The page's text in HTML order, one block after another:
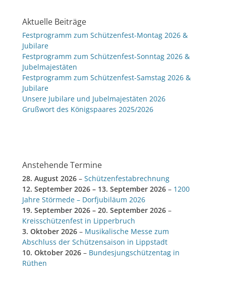
Aktuelle Beiträge
Festprogramm zum Schützenfest-Montag 2026 &
Jubilare
Festprogramm zum Schützenfest-Sonntag 2026 &
Jubelmajestäten
Festprogramm zum Schützenfest-Samstag 2026 &
Jubilare
Unsere Jubilare und Jubelmajestäten 2026
Grußwort des Königspaares 2025/2026
Anstehende Termine
28. August 2026 – Schützenfestabrechnung
12. September 2026 – 13. September 2026 – 1200
Jahre Störmede – Dorfjubiläum 2026
19. September 2026 – 20. September 2026 –
Kreisschützenfest in Lipperbruch
3. Oktober 2026 – Musikalische Messe zum
Abschluss der Schützensaison in Lippstadt
10. Oktober 2026 – Bundesjungschützentag in
Rüthen